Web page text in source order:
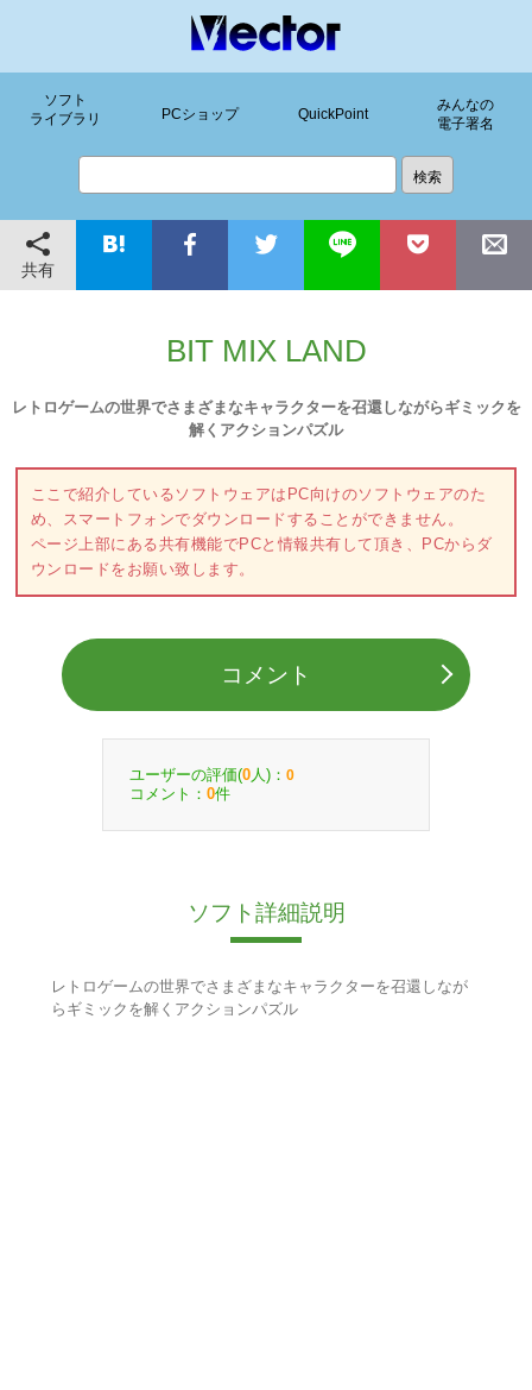
ソフト
ライブラリ
PCショップ QuickPoint
みんなの
電子署名
共有
BIT MIX LAND
レトロゲームの世界でさまざまなキャラクターを召還しながらギミックを
解くアクションパズル
ここで紹介しているソフトウェアはPC向けのソフトウェアのた
め、スマートフォンでダウンロードすることができません。
ページ上部にある共有機能でPCと情報共有して頂き、PCからダ
ウンロードをお願い致します。
コメント
ユーザーの評価(0 人)： 0
コメント： 0件
ソフト詳細説明
レトロゲームの世界でさまざまなキャラクターを召還しなが
らギミックを解くアクションパズル